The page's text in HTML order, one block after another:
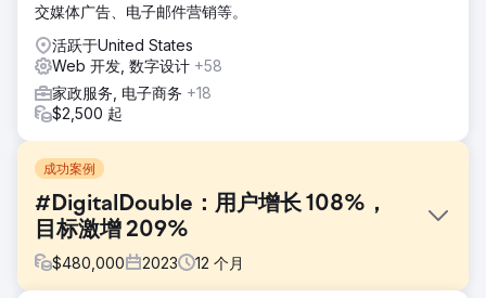
交媒体广告、电子邮件营销等。
活跃于United States
Web 开发, 数字设计 +58
家政服务, 电子商务 +18
$2,500 起
成功案例
#DigitalDouble：用户增长 108%，
目标激增 209%
$480,000 2023 12 个月